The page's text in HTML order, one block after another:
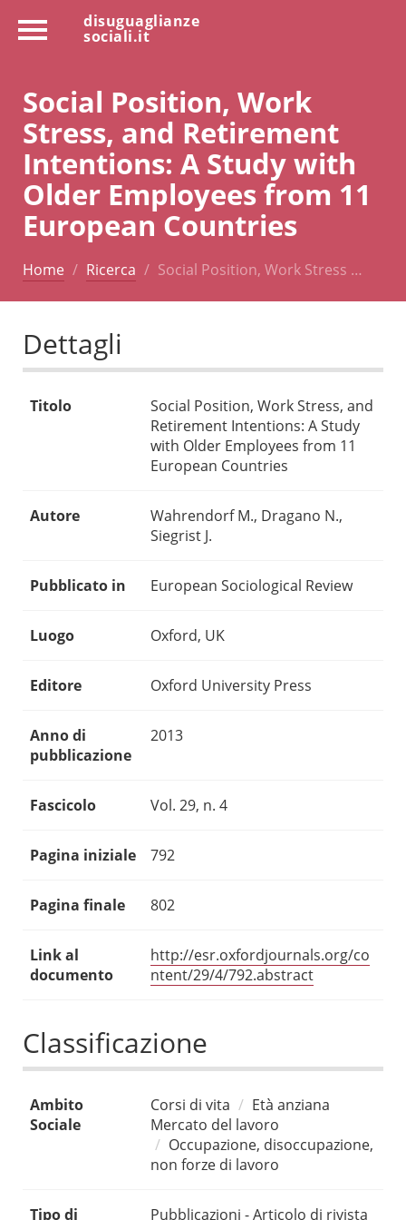
disuguaglianze
sociali.it
Social Position, Work
Stress, and Retirement
Intentions: A Study with
Older Employees from 11
European Countries
Home Ricerca Social Position, Work Stress …
Dettagli
Titolo
Social Position, Work Stress, and
Retirement Intentions: A Study
with Older Employees from 11
European Countries
Autore
Wahrendorf M., Dragano N.,
Siegrist J.
Pubblicato in European Sociological Review
Luogo Oxford, UK
Editore Oxford University Press
Anno di
pubblicazione
2013
Fascicolo Vol. 29, n. 4
Pagina iniziale 792
Pagina finale 802
Link al
documento
http://esr.oxfordjournals.org/co
ntent/29/4/792.abstract
Classificazione
Ambito
Sociale
Corsi di vita
Età anziana
Mercato del lavoro
Occupazione, disoccupazione,
non forze di lavoro
Tipo di Pubblicazioni - Articolo di rivista